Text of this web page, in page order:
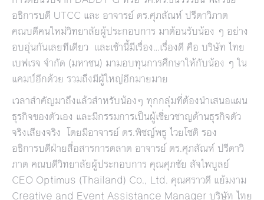
อธิการบดี UTCC และ อาจารย์ ดร.ศุภสัณห์ ปรีดาวิภาต
คณบดีคนใหม่วิทยาลัยผู้ประกอบการ มาต้อนรับน้อง ๆ อย่าง
อบอุ่นกันเลยทีเดียว และเช้านี้มีเรื่อง…เรื่องดี คือ บริษัท ไทย
เบฟเรจ จำกัด (มหาชน) มามอบทุนการศึกษาให้กับน้อง ๆ ใน
แคมป์อีกด้วย รวมถึงมีผู้ใหญ่อีกมายมาย
เวลาสำคัญมาถึงแล้วสำหรับน้องๆ ทุกกลุ่มที่ต้องนำเสนอแผน
ธุรกิจของตัวเอง และมีกรรมการเป็นผู้เชี่ยวชาญด้านธุรกิจตัว
จริงเสียงจริง โดยมีอาจารย์ ดร.พิชญ์พธู ไวยโชติ รอง
อธิการบดีฝ่ายสื่อสารการตลาด อาจารย์ ดร.ศุภสัณห์ ปรีดาวิ
ภาต คณบดีวิทยาลัยผู้ประกอบการ คุณศุภชัย สัจไพบูลย์
CEO Optimus (Thailand) Co., Ltd. คุณศราวดี แย้มงาม
Creative and Event Assistance Manager บริษัท ไทย